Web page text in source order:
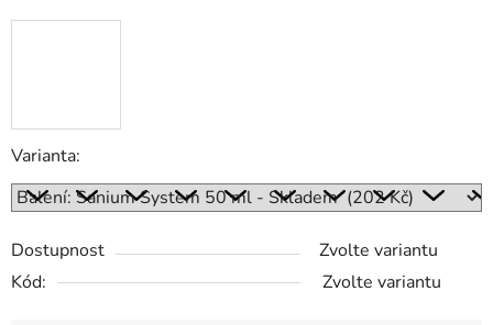
Varianta:
Dostupnost
Zvolte variantu
Kód:
Zvolte variantu